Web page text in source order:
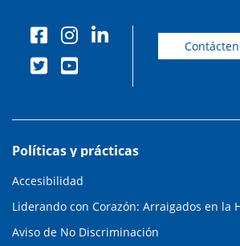
Políticas y prácticas
Accesibilidad
Liderando con Corazón: Arraigados en la
Aviso de No Discriminación